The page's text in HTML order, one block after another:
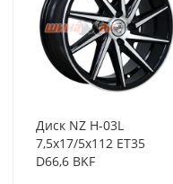
Диск NZ H-03L
7,5x17/5x112 ET35
D66,6 BKF